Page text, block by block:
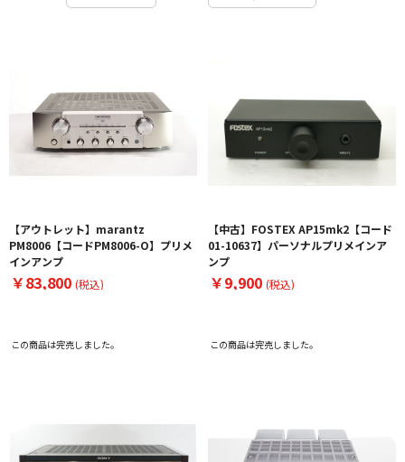
【アウトレット】marantz
PM8006【コードPM8006-O】プリメ
インアンプ
￥83,800 (税込)
この商品は完売しました。
【中古】FOSTEX AP15mk2【コード
01-10637】パーソナルプリメインア
ンプ
￥9,900 (税込)
この商品は完売しました。